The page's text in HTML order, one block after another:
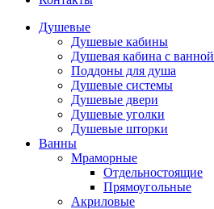
Душевые
Душевые кабины
Душевая кабина с ванной
Поддоны для душа
Душевые системы
Душевые двери
Душевые уголки
Душевые шторки
Ванны
Мраморные
Отдельностоящие
Прямоугольные
Акриловые